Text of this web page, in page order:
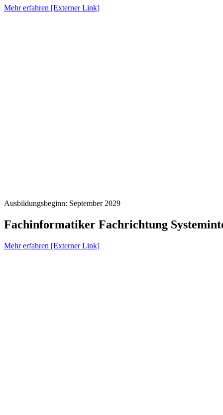
Mehr erfahren [Externer Link]
Ausbildungsbeginn: September 2029
Fachinformatiker Fachrichtung
Mehr erfahren [Externer Link]